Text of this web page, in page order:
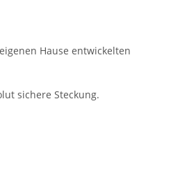
Hause entwickelten
sichere Steckung.